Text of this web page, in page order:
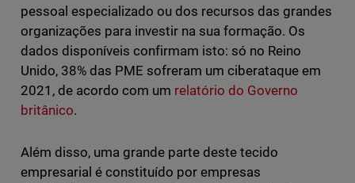
pessoal especializado ou dos recursos das grandes
organizações para investir na sua formação. Os
dados disponíveis confirmam isto: só no Reino
Unido, 38% das PME sofreram um ciberataque em
2021, de acordo com um relatório do Governo
britânico.
Além disso, uma grande parte deste tecido
empresarial é constituído por empresas